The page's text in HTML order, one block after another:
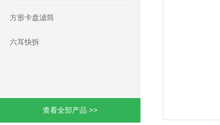
方形卡盘滤筒
六耳快拆
查看全部产品 >>